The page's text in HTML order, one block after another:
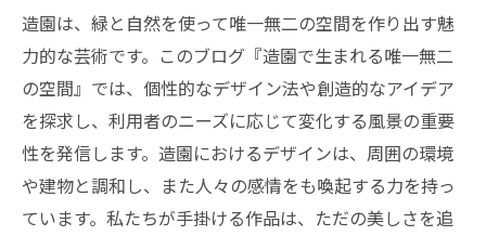
造園は、緑と自然を使って唯一無二の空間を作り出す魅
力的な芸術です。このブログ『造園で生まれる唯一無二
の空間』では、個性的なデザイン法や創造的なアイデア
を探求し、利用者のニーズに応じて変化する風景の重要
性を発信します。造園におけるデザインは、周囲の環境
や建物と調和し、また人々の感情をも喚起する力を持っ
ています。私たちが手掛ける作品は、ただの美しさを追